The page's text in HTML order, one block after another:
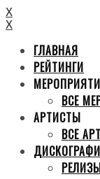
X
X
ГЛАВНАЯ
РЕЙТИНГИ
ВСЕ
АРТИСТЫ
ВСЕ